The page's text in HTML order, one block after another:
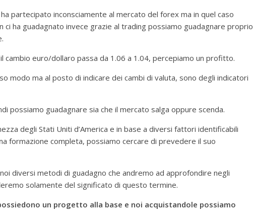
partecipato inconsciamente al mercato del forex ma in quel caso
ha guadagnato invece grazie al trading possiamo guadagnare proprio
cambio euro/dollaro passa da 1.06 a 1.04, percepiamo un profitto.
modo ma al posto di indicare dei cambi di valuta, sono degli indicatori
possiamo guadagnare sia che il mercato salga oppure scenda.
degli Stati Uniti d’America e in base a diversi fattori identificabili
formazione completa, possiamo cercare di prevedere il suo
diversi metodi di guadagno che andremo ad approfondire negli
solamente del significato di questo termine.
un progetto alla base e noi acquistandole possiamo